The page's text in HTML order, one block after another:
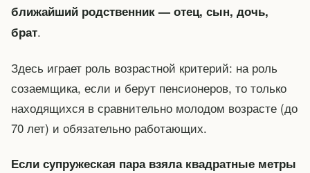
ближайший родственник — отец, сын, дочь,
брат.
Здесь играет роль возрастной критерий: на роль
созаемщика, если и берут пенсионеров, то только
находящихся в сравнительно молодом возрасте (до
70 лет) и обязательно работающих.
Если супружеская пара взяла квадратные метры